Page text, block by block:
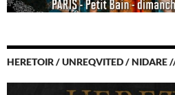
HERETOIR / UNREQVITED / NIDARE